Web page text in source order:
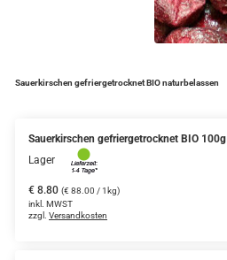
Sauerkirschen gefriergetrocknet BIO naturbelassen
Sauerkirschen gefriergetrocknet BIO 100g
Lager
€ 8.80 (€ 88.00 / 1kg)
inkl. MWST
zzgl. Versandkosten